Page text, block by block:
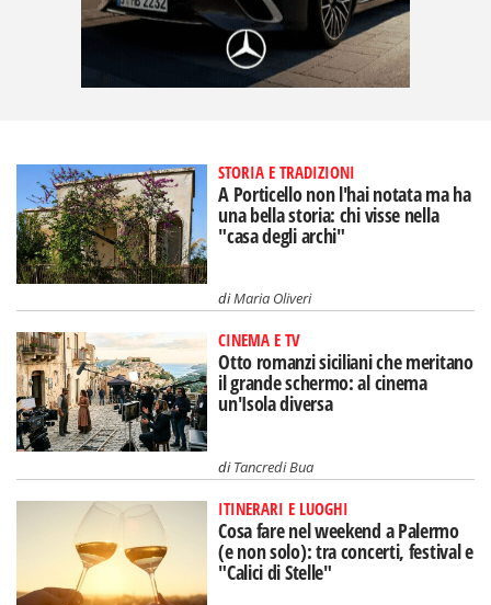
STORIA E TRADIZIONI
A Porticello non l'hai notata ma ha
una bella storia: chi visse nella
"casa degli archi"
diMaria Oliveri
CINEMA E TV
Otto romanzi siciliani che meritano
il grande schermo: al cinema
un'Isola diversa
diTancredi Bua
ITINERARI E LUOGHI
Cosa fare nel weekend a Palermo
(e non solo): tra concerti, festival e
"Calici di Stelle"